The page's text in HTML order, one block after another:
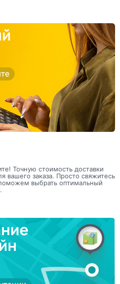
Точную стоимость доставки
вашего заказа. Просто свяжитесь
выбрать оптимальный